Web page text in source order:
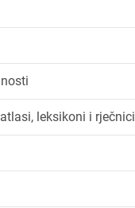
leksikoni i rječnici